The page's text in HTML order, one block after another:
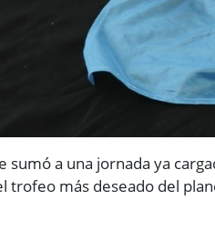
sumó a una jornada ya
trofeo más deseado del